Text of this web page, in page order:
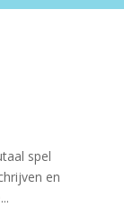
spel
en